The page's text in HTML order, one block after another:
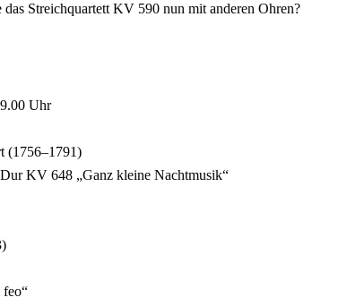
Streichquartett KV 590 nun mit anderen Ohren?
Uhr
(1756–1791)
KV 648 „Ganz kleine Nachtmusik“
feo“